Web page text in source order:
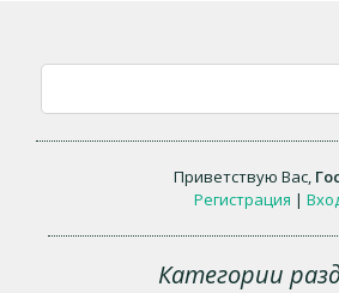
Приветствую Вас,
Регистрация |
Категории